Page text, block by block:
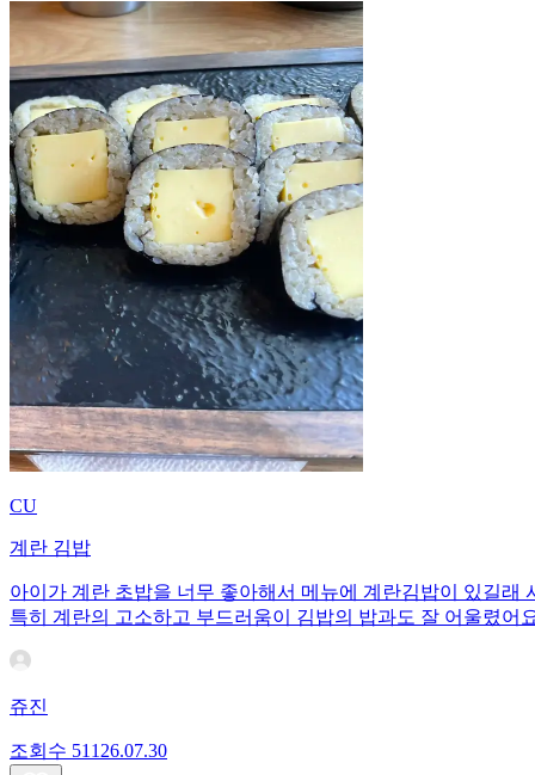
CU
계란 김밥
아이가 계란 초밥을 너무 좋아해서 메뉴에 계란김밥이 있길
특히 계란의 고소하고 부드러움이 김밥의 밥과도 잘 어울렸어
쥬진
조회수 511 26.07.30